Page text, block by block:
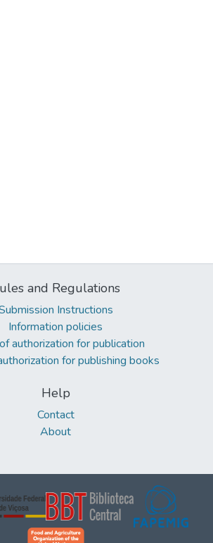
and Regulations
Instructions
Information policies
authorization for publication
for publishing books
Help
Contact
About